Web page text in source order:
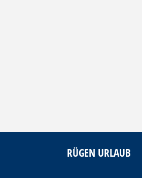
RÜGEN URLAUB